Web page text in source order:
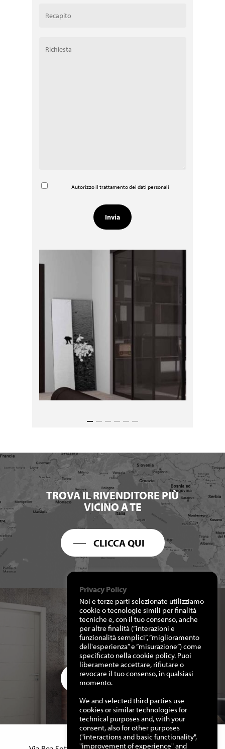
Autorizzo il trattamento dei dati personali
TROVA IL RIVENDITORE PIÙ
VICINO A TE
CLICCA QUI
RICHIEDI I NOSTRI
CATALOGHI
CLICCA QUI
Manuello Design Srl
Privacy Policy
Noi e terze parti selezionate utilizziamo
cookie o tecnologie simili per finalità
tecniche e, con il tuo consenso, anche
per altre finalità (“interazioni e
funzionalità semplici”, “miglioramento
dell'esperienza” e “misurazione”) come
specificato nella cookie policy. Puoi
liberamente accettare, rifiutare o
revocare il tuo consenso, in qualsiasi
momento.
We and selected third parties use
cookies or similar technologies for
technical purposes and, with your
consent, also for other purposes
("interactions and basic functionality",
"improvement of experience" and